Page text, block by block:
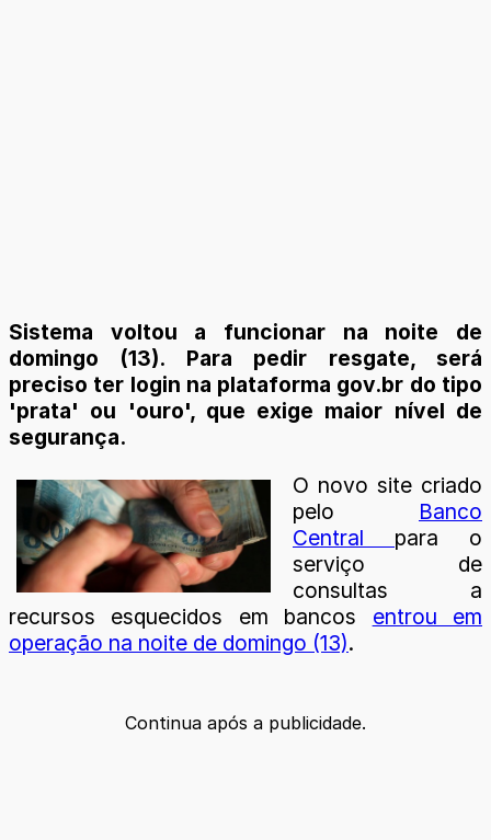
Sistema voltou a funcionar na noite de
domingo (13). Para pedir resgate, será
preciso ter login na plataforma gov.br do tipo
'prata' ou 'ouro', que exige maior nível de
segurança.
O novo site criado
pelo Banco
Central para o
serviço de
consultas a
recursos esquecidos em bancos entrou em
operação na noite de domingo (13).
Continua após a publicidade.